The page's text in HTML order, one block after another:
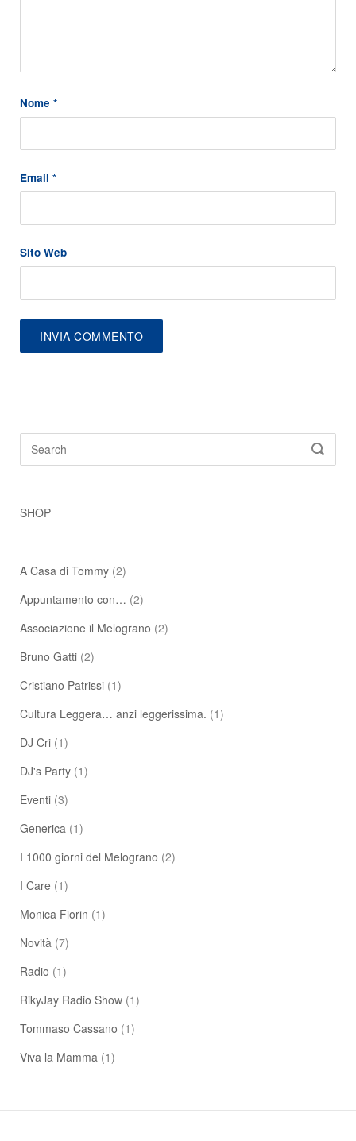
Nome *
Email *
Sito Web
Search
SHOP
A Casa di Tommy (2)
Appuntamento con… (2)
Associazione il Melograno (2)
Bruno Gatti (2)
Cristiano Patrissi (1)
Cultura Leggera… anzi leggerissima. (1)
DJ Cri (1)
DJ's Party (1)
Eventi (3)
Generica (1)
I 1000 giorni del Melograno (2)
I Care (1)
Monica Fiorin (1)
Novità (7)
Radio (1)
RikyJay Radio Show (1)
Tommaso Cassano (1)
Viva la Mamma (1)